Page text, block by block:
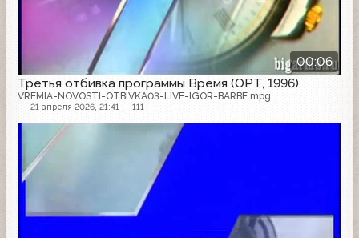
00:06
Третья отбивка программы Время (ОРТ, 1996)
VREMIA-NOVOSTI-OTBIVKA03-LIVE-IGOR-BARBE.mpg
21 апреля 2026, 21:41 111